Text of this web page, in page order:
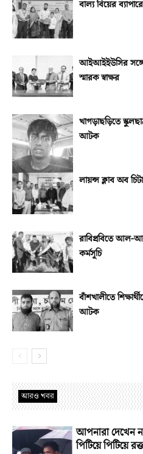
বাল্য বিয়ের
আইআইইউসির
স্মারক স্বাক্ষর
খাগড়াছড়িতে
আটক
লায়ন্স ক্লাব অব
রাবিপ্রবিতে আল-
কর্মসূচি
বাঁশখালীতে
আটক
আরও খবর
আপনারা দেখেন
পিটিয়ে পিটিয়ে